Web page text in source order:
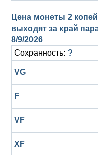
Цена монеты 2
выходят за край
8/9/2026
Сохранность: ?
VG
F
VF
XF